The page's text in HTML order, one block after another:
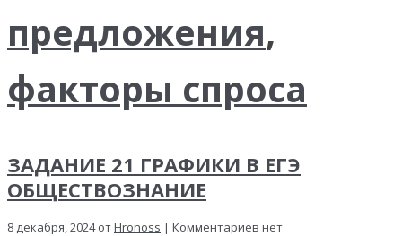
предложения,
факторы спроса
ЗАДАНИЕ 21 ГРАФИКИ В ЕГЭ
ОБЩЕСТВОЗНАНИЕ
8 декабря, 2024 отHronoss | Комментариев нет